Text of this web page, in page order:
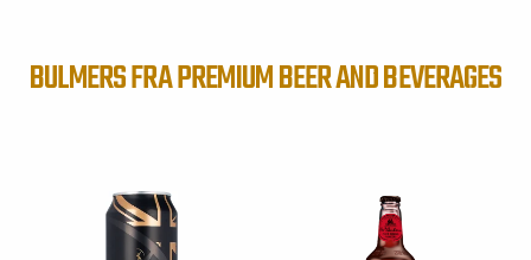
BULMERS FRA PREMIUM BEER AND BEVERAGES